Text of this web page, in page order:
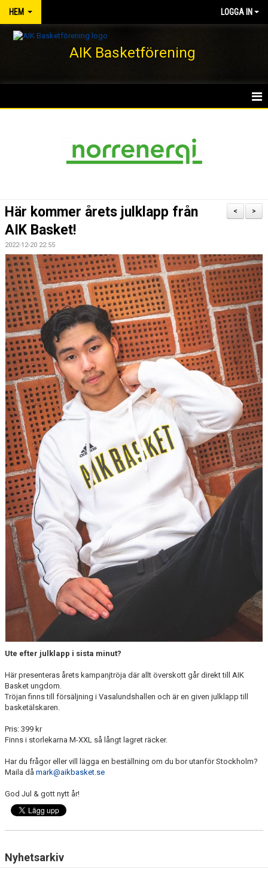
HEM LOGGA IN
AIK Basketförening
DOKUMENT
AVGIFTER
BLI MEDLEM
FRITIDSKORTET
PARTNERS
KÖP BILJETTER
SHOP
AIK.SE
>
<
Här kommer årets julklapp från
AIK Basket!
2022-12-20 22:55
Ute efter julklapp i sista minut?
Här presenteras årets kampanjtröja där allt överskott går direkt till AIK
Basket ungdom.
Tröjan finns till försäljning i Vasalundshallen och är en given julklapp till
basketälskaren.
Pris: 399 kr
Finns i storlekarna M-XXL så långt lagret räcker.
Har du frågor eller vill lägga en beställning om du bor utanför Stockholm?
Maila då mark@aikbasket.se
God Jul & gott nytt år!
Nyhetsarkiv